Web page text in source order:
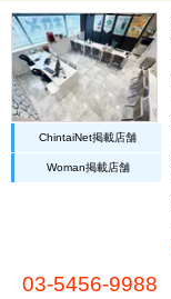
ChintaiNet掲載店舗
Woman掲載店舗
03-5456-9988